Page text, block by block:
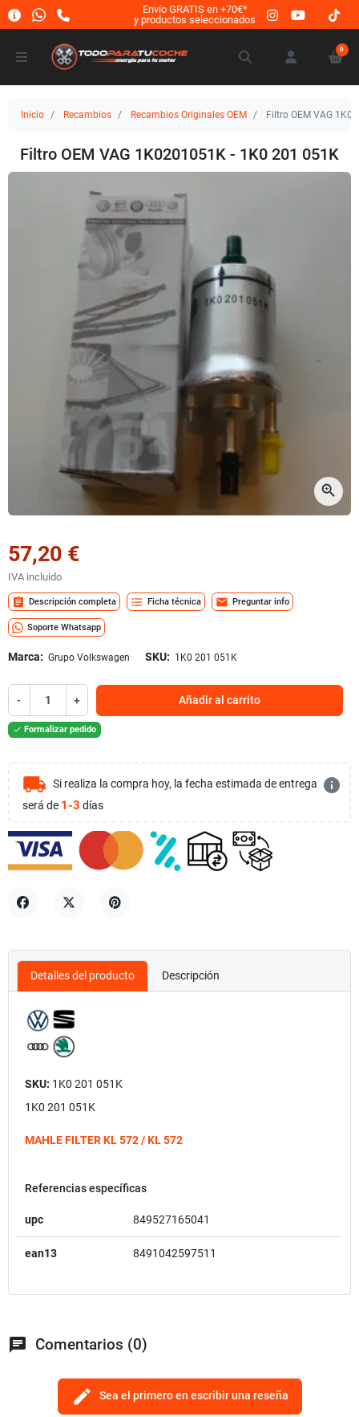
Envío GRATIS en +70€*
y productos seleccionados
0
Inicio Recambios Recambios Originales OEM Filtro OEM VAG
Filtro OEM VAG 1K0201051K - 1K0 201 051K
zoom_in
57,20 €
IVA incluido
assignment Descripción completa format_list_bulleted Ficha técnica mail Preguntar info
Soporte Whatsapp
Marca: Grupo Volkswagen SKU: 1K0 201 051K
- + Añadir al carrito
 Formalizar pedido
local_shipping Si realiza la compra hoy, la fecha estimada de entrega
será de 1-3 días
info
Detalles del producto Descripción
SKU: 1K0 201 051K
1K0 201 051K
MAHLE FILTER KL 572 / KL 572
Referencias específicas
upc 849527165041
ean13 8491042597511
chat Comentarios (0)
edit Sea el primero en escribir una reseña